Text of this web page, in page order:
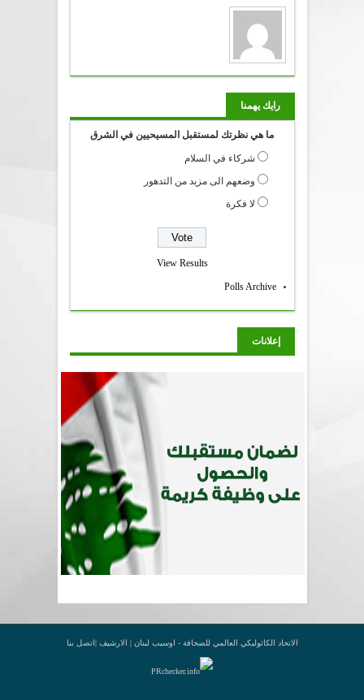
رايك يهمنا
ما هي نظرتك لمستقبل المسيحيين في الشرق
شركاء في السلام
وضعهم الى مزيد من التدهور
لا فكرة
View Results
Polls Archive
إعلانات
الاتحاد الكاثوليكي العالمي للصحافة - اوسيب لبنان | الارشيف |اتصل بنا